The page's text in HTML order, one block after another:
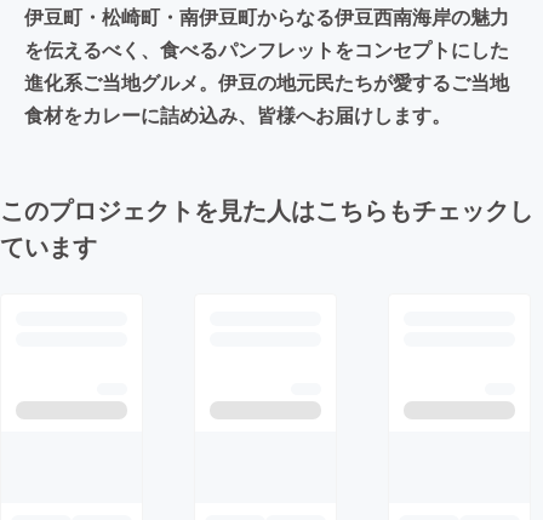
伊豆町・松崎町・南伊豆町からなる伊豆西南海岸の魅力
を伝えるべく、食べるパンフレットをコンセプトにした
進化系ご当地グルメ。伊豆の地元民たちが愛するご当地
食材をカレーに詰め込み、皆様へお届けします。
このプロジェクトを見た人はこちらもチェックし
ています